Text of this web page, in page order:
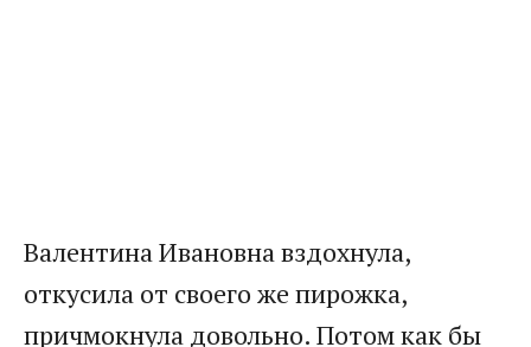
Валентина Ивановна вздохнула,
откусила от своего же пирожка,
причмокнула довольно. Потом как бы